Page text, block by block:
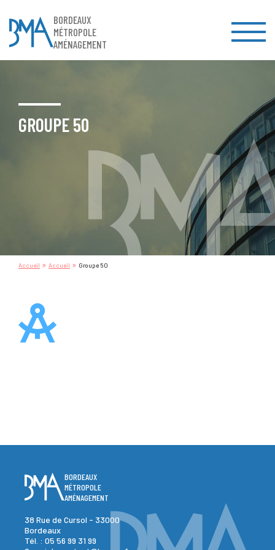
BORDEAUX
MÉTROPOLE
AMÉNAGEMENT
GROUPE 50
Accueil » Accueil » Groupe 50
BORDEAUX
MÉTROPOLE
AMÉNAGEMENT
38 Rue de Cursol - 33000
Bordeaux
Tél. : 05 56 99 31 99